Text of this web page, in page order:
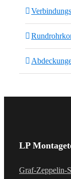
LP
Graf-Zeppelin-